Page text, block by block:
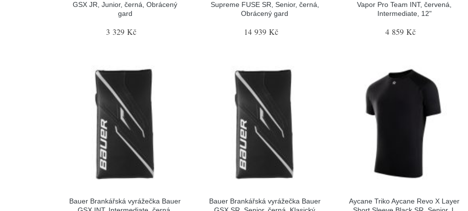
GSX JR, Junior, černá, Obrácený
gard
3 329 Kč
Supreme FUSE SR, Senior, černá,
Obrácený gard
14 939 Kč
Vapor Pro Team INT, červená,
Intermediate, 12"
4 859 Kč
Bauer Brankářská vyrážečka Bauer
Bauer Brankářská vyrážečka Bauer
Aycane Triko Aycane Revo X Layer